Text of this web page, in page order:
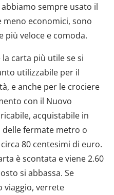
sempre usato il
meno economici, sono
più veloce e comoda.
carta più utile se si
utilizzabile per il
e anche per le crociere
con il Nuovo
acquistabile in
fermate metro o
80 centesimi di euro.
è scontata e viene 2.60
si abbassa. Se
viaggio, verrete